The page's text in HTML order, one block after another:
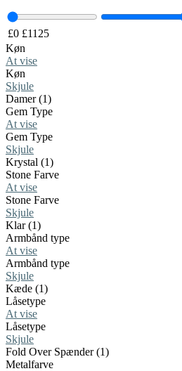
£0 £1125
Køn
At vise
Køn
Skjule
Damer (1)
Gem Type
At vise
Gem Type
Skjule
Krystal (1)
Stone Farve
At vise
Stone Farve
Skjule
Klar (1)
Armbånd type
At vise
Armbånd type
Skjule
Kæde (1)
Låsetype
At vise
Låsetype
Skjule
Fold Over Spænder (1)
Metalfarve